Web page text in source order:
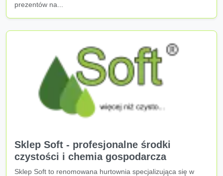
prezentów na...
Sklep Soft - profesjonalne środki
czystości i chemia gospodarcza
Sklep Soft to renomowana hurtownia specjalizująca się w